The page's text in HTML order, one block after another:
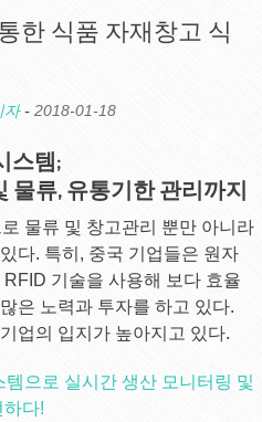
한 식품 자재창고 식
자- 2018-01-18
스템;
물류, 유통기한 관리까지
물류 및 창고관리 뿐만 아니라
다. 특히, 중국 기업들은 원자
기술을 사용해 보다 효율
은 노력과 투자를 하고 있다.
업의 입지가 높아지고 있다.